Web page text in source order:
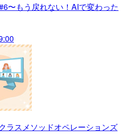
〜もう戻れない！AIで変わった
ラスメソッドオペレーションズ